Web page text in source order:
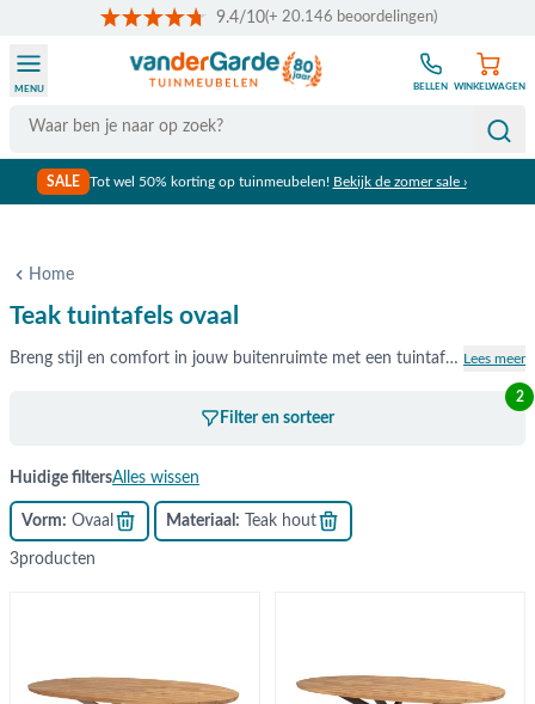
9.4/10(+ 20.146 beoordelingen)
Search
MENU BELLEN WINKELWAGEN
SALE Tot wel 50% korting op tuinmeubelen! Bekijk de zomer sale ›
Home
Teak tuintafels ovaal
Breng stijl en comfort in jouw buitenruimte met een tuintafel teakhout ovaal van Van der Garde Tuinmeubelen. Teakhout zorgt voor een prachtige uitstraling en de ovale vorm zorgt voor veel zitplekken. De combinatie zorgt voor veel plezier in de tuin. Bekijk het assortiment tuintafel teakhout ovaal hieronder. Lees meer
Filter en sorteer
2
Huidige filtersAlles wissen
Vorm Ovaal Materiaal Teak hout
3producten